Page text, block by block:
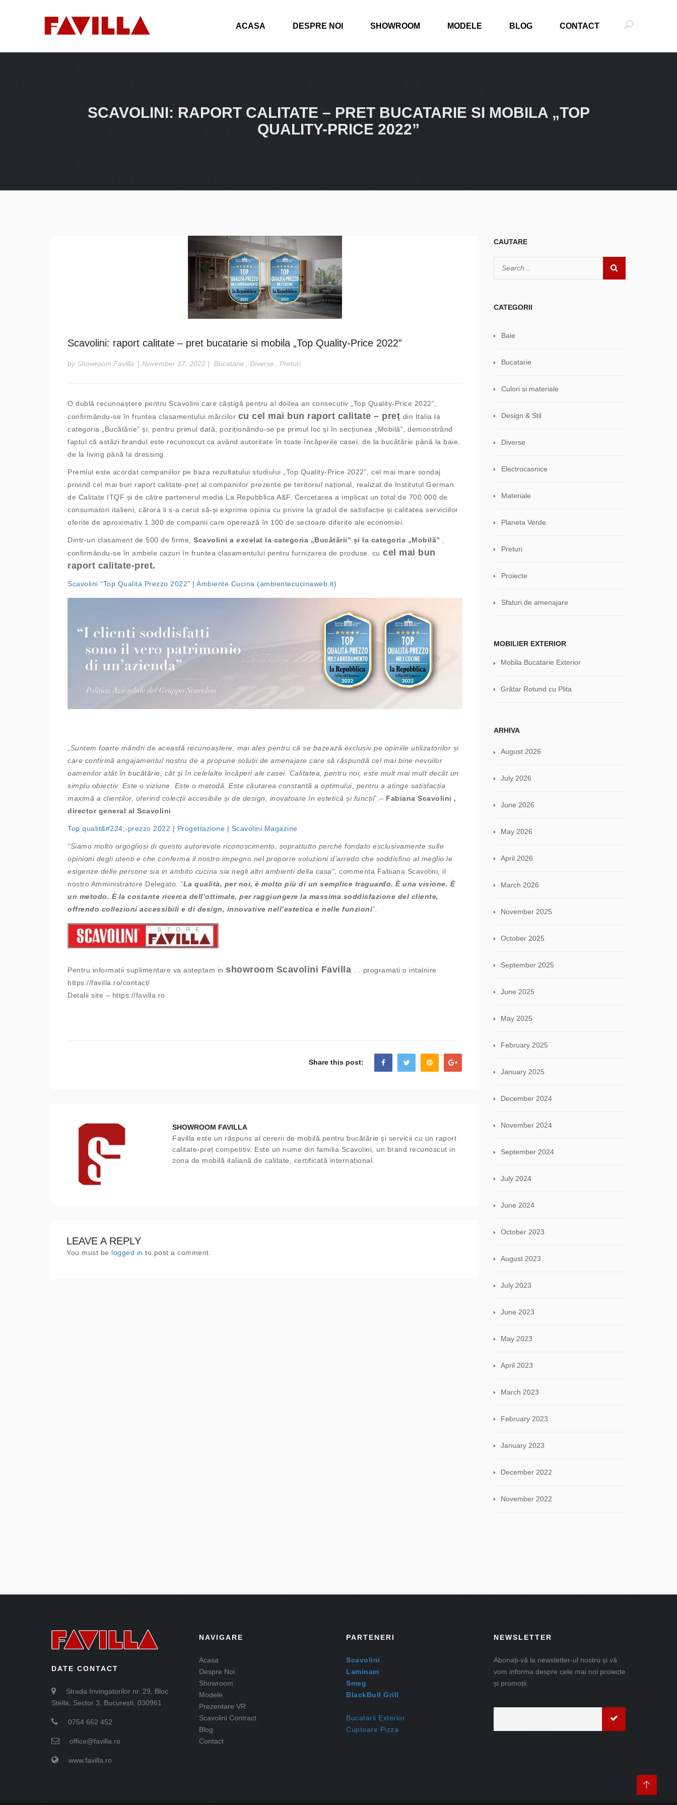
ACASA DESPRE NOI SHOWROOM MODELE BLOG CONTACT
SCAVOLINI: RAPORT CALITATE – PRET BUCATARIE SI MOBILA „TOP
QUALITY-PRICE 2022”
Scavolini: raport calitate – pret bucatarie si mobila „Top Quality-Price 2022”
by Showroom Favilla | November 17, 2022 | Bucatarie Diverse Preturi
O dublă recunoaștere pentru Scavolini care câștigă pentru al doilea an consecutiv „Top Quality-Price 2022”,
confirmându-se în fruntea clasamentului mărcilor cu cel mai bun raport calitate – preț din Italia la
categoria „Bucătărie” și, pentru primul dată, poziționându-se pe primul loc și în secțiunea „Mobilă”, demonstrând
faptul că astăzi brandul este recunoscut ca având autoritate în toate încăperile casei, de la bucătărie până la baie,
de la living până la dressing.
Premiul este acordat companiilor pe baza rezultatului studiului „Top Quality-Price 2022”, cel mai mare sondaj
privind cel mai bun raport calitate-preț al companiilor prezente pe teritoriul național, realizat de Institutul German
de Calitate ITQF și de către partenerul media La Repubblica A&F. Cercetarea a implicat un total de 700.000 de
consumatori italieni, cărora li s-a cerut să-și exprime opinia cu privire la gradul de satisfacție și calitatea serviciilor
oferite de aproximativ 1.300 de companii care operează în 100 de sectoare diferite ale economiei.
Dintr-un clasament de 500 de firme, Scavolini a excelat la categoria „Bucătării” și la categoria „Mobilă”
confirmându-se în ambele cazuri în fruntea clasamentului pentru furnizarea de produse. cu cel mai bun
raport calitate-pret.
Scavolini “Top Qualità Prezzo 2022” | Ambiente Cucina (ambientecucinaweb.it)
Suntem foarte mândri de această recunoaștere, mai ales pentru că se bazează exclusiv pe opiniile utilizatorilor și
care confirmă angajamentul nostru de a propune soluții de amenajare care să răspundă cel mai bine nevoilor
oamenilor atât în ​​bucătărie, cât și în celelalte încăperi ale casei. Calitatea, pentru noi, este mult mai mult decât un
simplu obiectiv. Este o viziune. Este o metodă. Este căutarea constantă a optimului, pentru a atinge satisfacția
maximă a clienților, oferind colecții accesibile și de design, inovatoare în estetică și funcții”.– Fabiana Scavolini ,
director general al Scavolini
Top qualit&#224;-prezzo 2022 | Progettazione | Scavolini Magazine
“Siamo molto orgogliosi di questo autorevole riconoscimento, soprattutto perché fondato esclusivamente sulle
opinioni degli utenti e che conferma il nostro impegno nel proporre soluzioni d’arredo che soddisfino al meglio le
esigenze delle persone sia in ambito cucina sia negli altri ambienti della casa” , commenta Fabiana Scavolini, il
nostro Amministratore Delegato. “La qualità, per noi, è molto più di un semplice traguardo. È una visione. È
un metodo. È la costante ricerca dell’ottimale, per raggiungere la massima soddisfazione del cliente,
offrendo collezioni accessibili e di design, innovative nell’estetica e nelle funzioni”.
Pentru informatii suplimentare va asteptam in showroom Scavolini Favilla … programati o intalnire
https://favilla.ro/contact/
Detalii site – https://favilla.ro
Share this post:
SHOWROOM FAVILLA
Favilla este un răspuns al cererii de mobilă pentru bucătărie și servicii cu un raport
calitate-preț competitiv. Este un nume din familia Scavolini, un brand recunoscut in
zona de mobilă italiană de calitate, certificată internațional.
LEAVE A REPLY
You must be logged in to post a comment.
CAUTARE
CATEGORII
Baie
Bucatarie
Culori si materiale
Design & Stil
Diverse
Electrocasnice
Materiale
Planeta Verde
Preturi
Proiecte
Sfaturi de amenajare
MOBILIER EXTERIOR
Mobila Bucatarie Exterior
Grătar Rotund cu Plita
ARHIVA
August 2026
July 2026
June 2026
May 2026
April 2026
March 2026
November 2025
October 2025
September 2025
June 2025
May 2025
February 2025
January 2025
December 2024
November 2024
September 2024
July 2024
June 2024
October 2023
August 2023
July 2023
June 2023
May 2023
April 2023
March 2023
February 2023
January 2023
December 2022
November 2022
DATE CONTACT
Strada Invingatorilor nr. 29, Bloc
Stella, Sector 3, București, 030961
0754 662 452
office@favilla.ro
www.favilla.ro
NAVIGARE
Acasa
Despre Noi
Showroom
Modele
Prezentare VR
Scavolini Contract
Blog
Contact
PARTENERI
Scavolini
Laminam
Smeg
BlackBull Grill
Bucatarii Exterior
Cuptoare Pizza
NEWSLETTER
Abonați-vă la newsletter-ul nostru și vă
vom informa despre cele mai noi proiecte
și promoții.